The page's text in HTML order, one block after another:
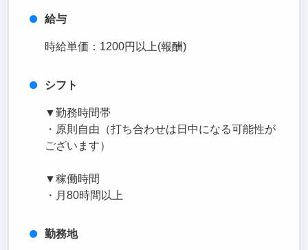
給与
時給単価：1200円以上(報酬)
シフト
▼勤務時間帯
・原則自由（打ち合わせは日中になる可能性が
ございます）
▼稼働時間
・月80時間以上
勤務地